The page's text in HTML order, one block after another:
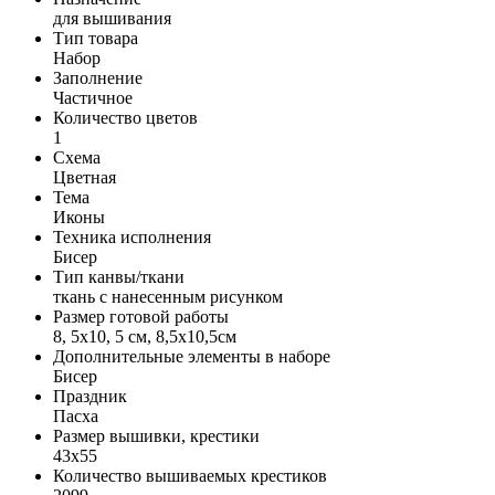
для вышивания
Тип товара
Набор
Заполнение
Частичное
Количество цветов
1
Схема
Цветная
Тема
Иконы
Техника исполнения
Бисер
Тип канвы/ткани
ткань с нанесенным рисунком
Размер готовой работы
8, 5x10, 5 см, 8,5x10,5см
Дополнительные элементы в наборе
Бисер
Праздник
Пасха
Размер вышивки, крестики
43x55
Количество вышиваемых крестиков